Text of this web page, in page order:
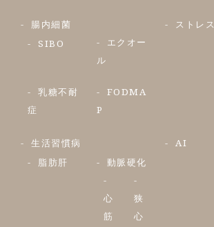
腸内細菌
SIBO
エクオー
ル
乳糖不耐
症
FODMA
P
ストレス
生活習慣病
脂肪肝
動脈硬化
心
筋
狭
心
AI